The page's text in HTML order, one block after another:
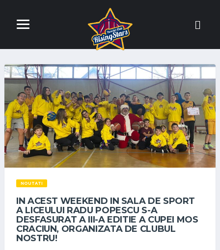
NOUTATI
IN ACEST WEEKEND IN SALA DE SPORT
A LICEULUI RADU POPESCU S-A
DESFASURAT A III-A EDITIE A CUPEI MOS
CRACIUN, ORGANIZATA DE CLUBUL
NOSTRU!